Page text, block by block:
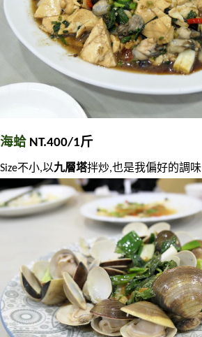
海蛤 NT.400/1斤
Size不小,以九層塔拌炒,也是我偏好的調味